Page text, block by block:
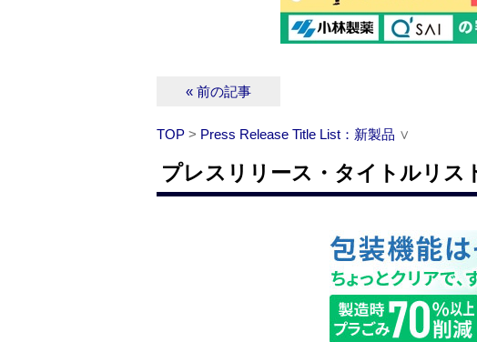
« 前の記事
TOP > Press Release Title List：新製品 ∨
プレスリリース・タイトルリ